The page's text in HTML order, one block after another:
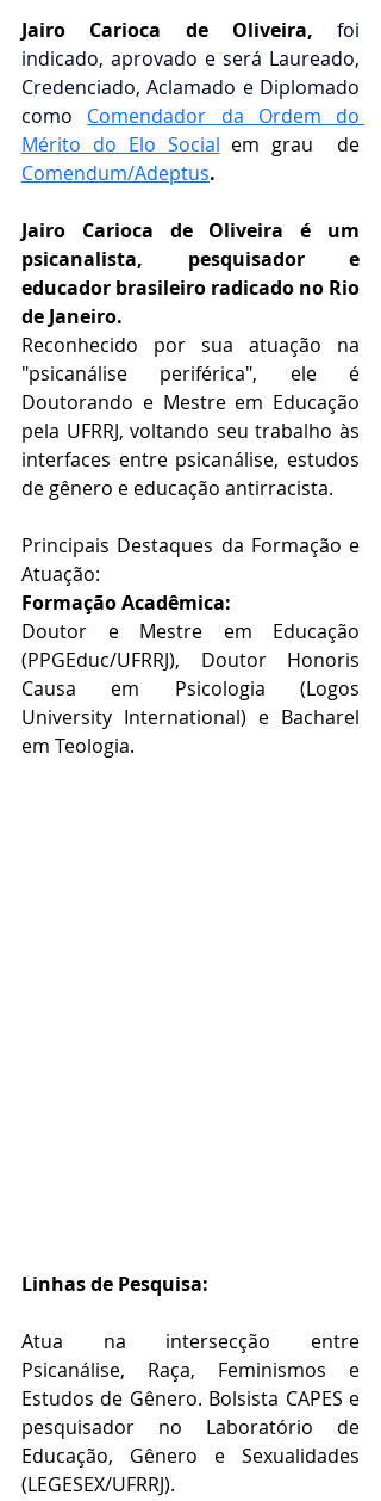
Jairo Carioca de Oliveira, foi
indicado, aprovado e será Laureado,
Credenciado, Aclamado e Diplomado
como Comendador da Ordem do
Mérito do Elo Social
Comendum/Adeptus.
Jairo Carioca de Oliveira é um
psicanalista, pesquisador e
educador brasileiro radicado no Rio
de Janeiro.
Reconhecido por sua atuação na
"psicanálise periférica", ele é
Doutorando e Mestre em Educação
pela UFRRJ, voltando seu trabalho às
interfaces entre psicanálise, estudos
de gênero e educação antirracista.
Principais Destaques da Formação e
Atuação:
Formação Acadêmica:
Doutor e Mestre em Educação
(PPGEduc/UFRRJ), Doutor Honoris
Causa em Psicologia (Logos
University International) e Bacharel
em Teologia.
Linhas de Pesquisa:
Atua na intersecção entre
Psicanálise, Raça, Feminismos e
Estudos de Gênero. Bolsista CAPES e
pesquisador no Laboratório de
Educação, Gênero e Sexualidades
(LEGESEX/UFRRJ).